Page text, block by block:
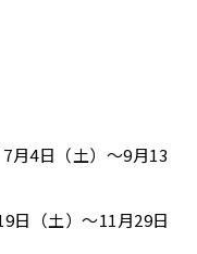
月4日（土）～9月13
日（土）～11月29日